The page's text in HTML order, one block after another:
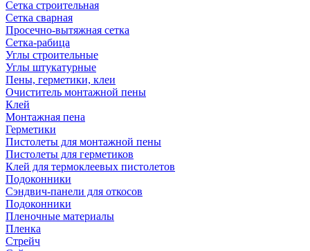
Сетка строительная
Сетка сварная
Просечно-вытяжная сетка
Сетка-рабица
Углы строительные
Углы штукатурные
Пены, герметики, клеи
Очиститель монтажной пены
Клей
Монтажная пена
Герметики
Пистолеты для монтажной пены
Пистолеты для герметиков
Клей для термоклеевых пистолетов
Подоконники
Сэндвич-панели для откосов
Подоконники
Пленочные материалы
Пленка
Стрейч